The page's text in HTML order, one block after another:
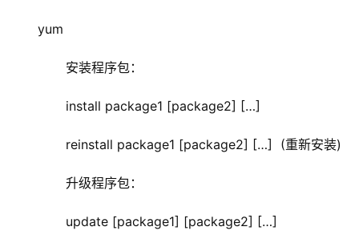
yum
安装程序包：
install package1 [package2] […]
reinstall package1 [package2] […]  (重新安装)
升级程序包：
update [package1] [package2] […]